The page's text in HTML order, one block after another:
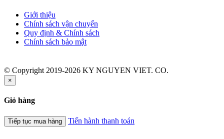
Giới thiệu
Chính sách vận chuyển
Quy định & Chính sách
Chính sách bảo mật
© Copyright 2019-2026 KY NGUYEN VIET. CO.
×
Giỏ hàng
Tiếp tục mua hàng Tiến hành thanh toán